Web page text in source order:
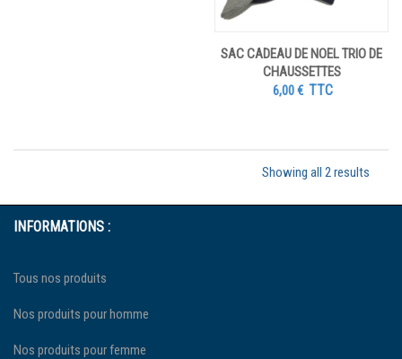
SAC CADEAU DE NOEL TRIO DE
CHAUSSETTES
6,00€ TTC
Showing all 2 results
INFORMATIONS :
Tous nos produits
Nos produits pour homme
Nos produits pour femme